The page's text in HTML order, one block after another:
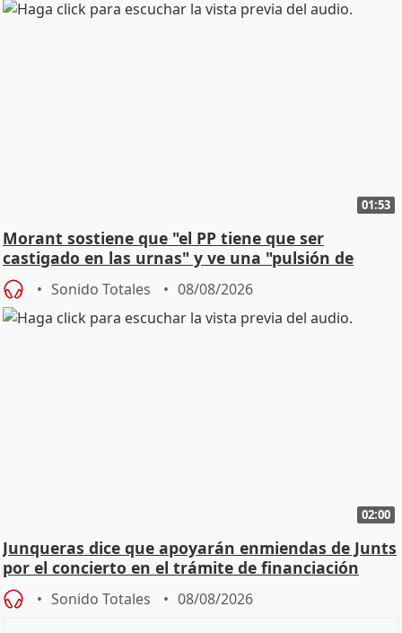
01:53
Morant sostiene que "el PP tiene que ser
castigado en las urnas" y ve una "pulsión de
cambio"
Sonido Totales 08/08/2026
02:00
Junqueras dice que apoyarán enmiendas de Junts
por el concierto en el trámite de financiación
Sonido Totales 08/08/2026